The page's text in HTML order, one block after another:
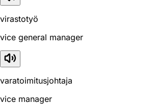
virastotyö
vice general manager
varatoimitusjohtaja
vice manager